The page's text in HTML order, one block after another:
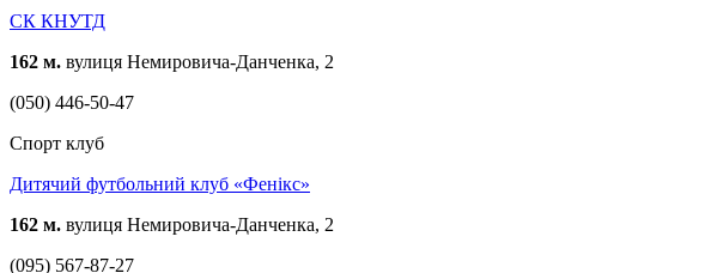
СК КНУТД
162 м. вулиця Немировича-Данченка, 2
(050) 446-50-47
Спорт клуб
Дитячий футбольний клуб «Фенікс»
162 м. вулиця Немировича-Данченка, 2
(095) 567-87-27